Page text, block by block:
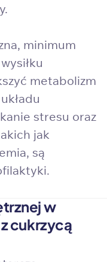
minimum
metabolizm
stresu oraz
jak
są
w
cukrzycą